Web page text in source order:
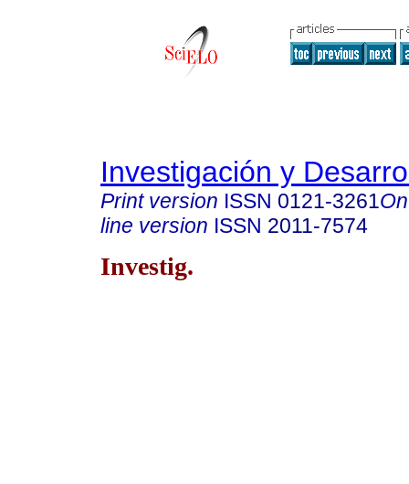
Investigación y
Print version ISSN 0121-3261
line version ISSN 2011-7574
Investig.